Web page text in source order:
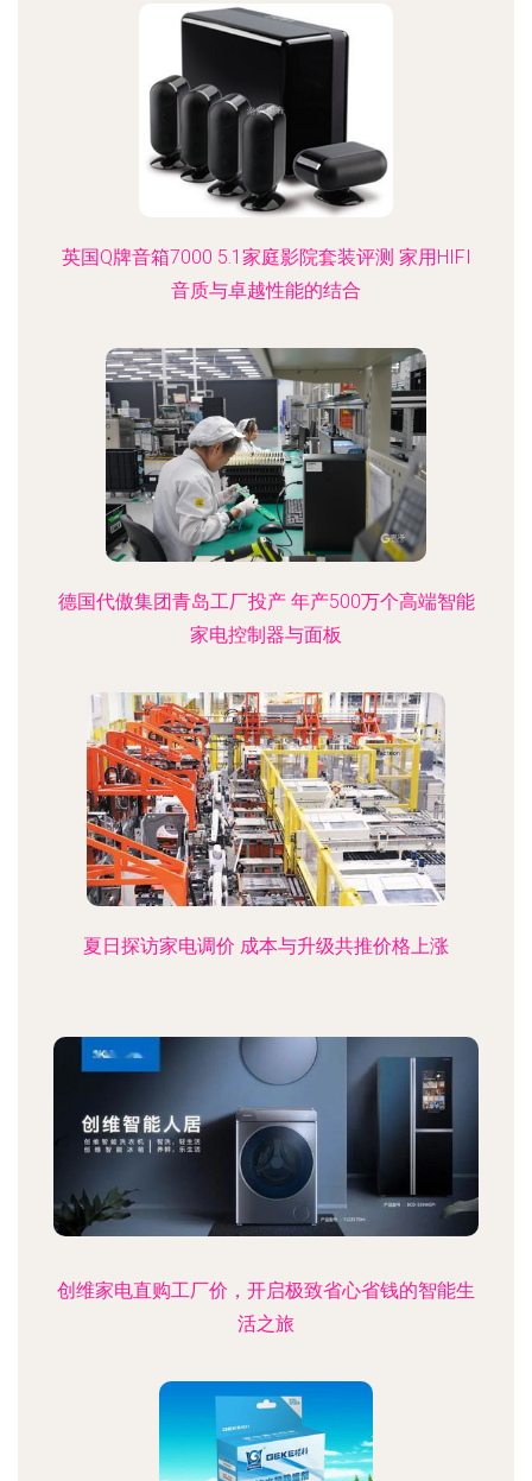
英国Q牌音箱7000 5.1家庭影院套装评测 家用HIFI
音质与卓越性能的结合
德国代傲集团青岛工厂投产 年产500万个高端智能
家电控制器与面板
夏日探访家电调价 成本与升级共推价格上涨
创维家电直购工厂价，开启极致省心省钱的智能生
活之旅